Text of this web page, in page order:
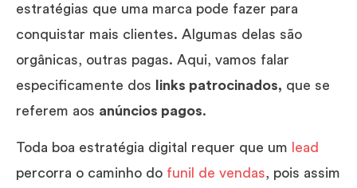
estratégias que uma marca pode fazer para
conquistar mais clientes. Algumas delas são
orgânicas, outras pagas. Aqui, vamos falar
especificamente dos
links patrocinados, que se
referem aos anúncios pagos.
Toda boa estratégia digital requer que um
lead
percorra o caminho do funil de vendas, pois assim